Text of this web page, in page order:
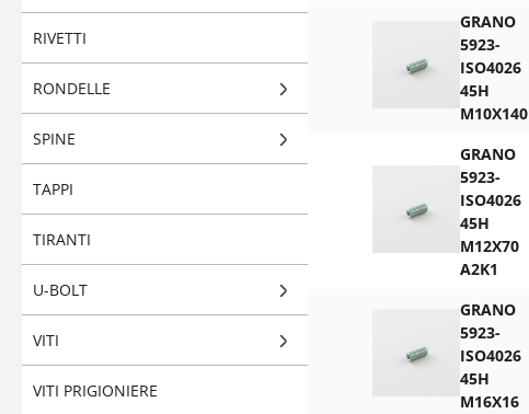
RIVETTI
RONDELLE
SPINE
TAPPI
TIRANTI
U-BOLT
VITI
VITI PRIGIONIERE
GRANO
5923-
ISO4026
45H
M10X140
GRANO
5923-
ISO4026
45H
M12X70
A2K1
GRANO
5923-
ISO4026
45H
M16X16